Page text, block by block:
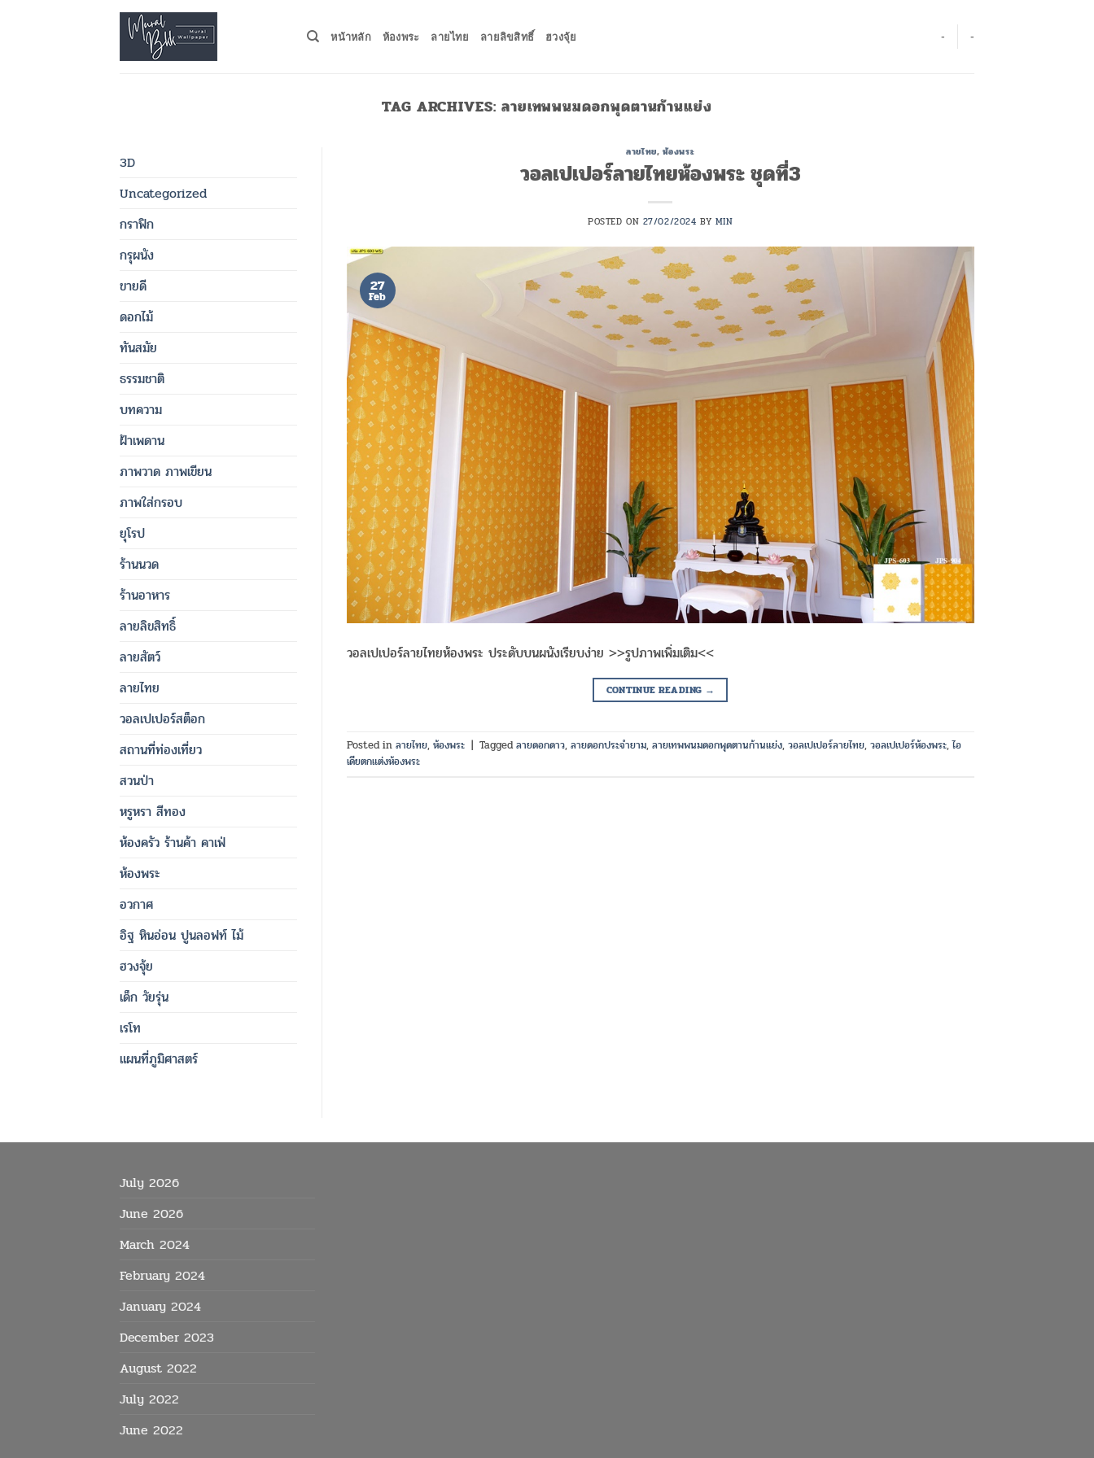
หน้าหลัก ห้องพระ ลายไทย ลายลิขสิทธิ์ ฮวงจุ้ย - -
TAG ARCHIVES: ลายเทพพนมดอกพุดตานก้านแย่ง
3D
Uncategorized
กราฟิก
กรุผนัง
ขายดี
ดอกไม้
ทันสมัย
ธรรมชาติ
บทความ
ฝ้าเพดาน
ภาพวาด ภาพเขียน
ภาพใส่กรอบ
ยุโรป
ร้านนวด
ร้านอาหาร
ลายลิขสิทธิ์
ลายสัตว์
ลายไทย
วอลเปเปอร์สต็อก
สถานที่ท่องเที่ยว
สวนป่า
หรูหรา สีทอง
ห้องครัว ร้านค้า คาเฟ่
ห้องพระ
อวกาศ
อิฐ หินอ่อน ปูนลอฟท์ ไม้
ฮวงจุ้ย
เด็ก วัยรุ่น
เรโท
แผนที่ภูมิศาสตร์
ลายไทย, ห้องพระ
วอลเปเปอร์ลายไทยห้องพระ ชุดที่3
POSTED ON 27/02/2024 BY MIN
27
Feb
วอลเปเปอร์ลายไทยห้องพระ ประดับบนผนังเรียบง่าย >>รูปภาพเพิ่มเติม<<
CONTINUE READING →
Posted in ลายไทย, ห้องพระ | Taggedลายดอกดาว, ลายดอกประจำยาม, ลายเทพพนมดอกพุดตานก้านแย่ง, วอลเปเปอร์ลายไทย, วอลเปเปอร์ห้องพระ,ไอ
เดียตกแต่งห้องพระ
July 2026
June 2026
March 2024
February 2024
January 2024
December 2023
August 2022
July 2022
June 2022